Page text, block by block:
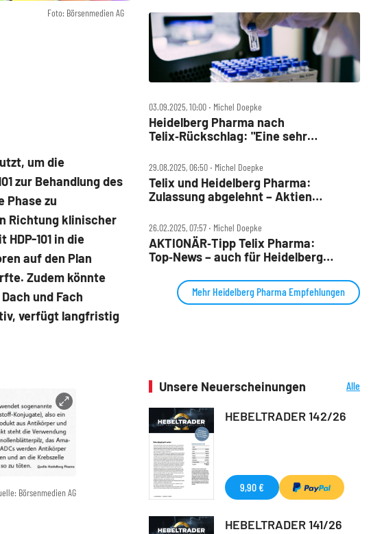
Foto: Börsenmedien AG
um die
zur Behandlung des
Phase zu
Richtung klinischer
101 in die
auf den Plan
Zudem könnte
und Fach
verfügt langfristig
Börsenmedien AG
03.09.2025, 10:00 ‧ Michel Doepke
Heidelberg Pharma nach
Telix‑Rückschlag: "Eine sehr
29.08.2025, 06:50 ‧ Michel Doepke
Telix und Heidelberg Pharma:
Zulassung abgelehnt – Aktien
26.02.2025, 07:57 ‧ Michel Doepke
AKTIONÄR‑Tipp Telix Pharma:
Top‑News – auch für Heidelberg
Mehr Heidelberg Pharma Empfehlungen
Unsere Neuerscheinungen
Alle
HEBELTRADER 142/26
9,90 €
HEBELTRADER 141/26